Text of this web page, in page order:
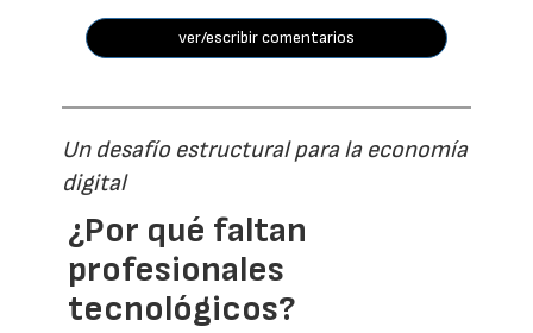
ver/escribir comentarios
Un desafío estructural para la economía
digital
¿Por qué faltan
profesionales
tecnológicos?